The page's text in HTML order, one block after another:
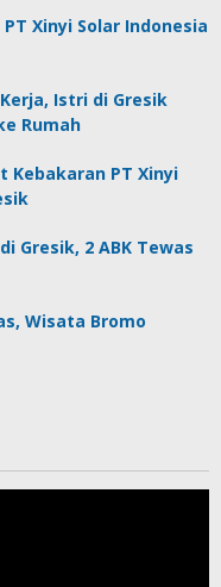
Xinyi Solar Indonesia
Istri di Gresik
Rumah
Kebakaran PT Xinyi
Gresik, 2 ABK Tewas
Wisata Bromo